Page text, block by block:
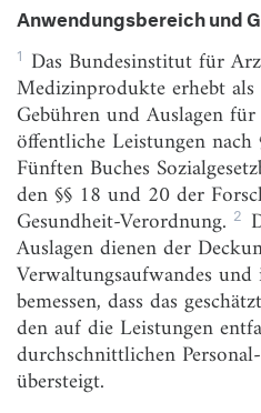
Vom 30.4.2014 (BGBl. I S. 458)
Zuletzt geändert am 29.1.2025 (BGBl.
§ 1
Anwendungsbereich
§ 2
Entstehung der
§ 3
Gebührenschuldner
§ 4
Befreiung von der
der Erstattung der
§ 5
Höhe der Grundgebühr
§ 6
Höhe der
Datenbereitstellung
§ 7
Höhe der Gebühr für
vorläufiger
Anwendungsbereich und
1 Das Bundesinstitut für
Medizinprodukte erhebt
Gebühren und Auslagen
öffentliche Leistungen
Fünften Buches
den §§ 18 und 20 der
Gesundheit-Verordnung. 2
Auslagen dienen der
Verwaltungsaufwandes
bemessen, dass das
den auf die Leistungen
durchschnittlichen
übersteigt.